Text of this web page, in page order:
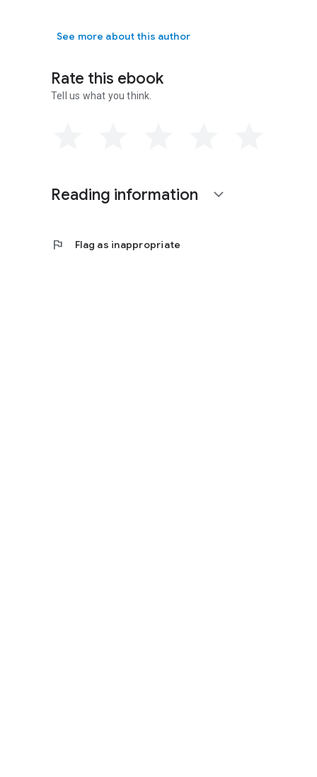
físico e espiritual.
mentores espirituais da Terra. Por meio dessa obra,
transmitidos, com o propósito de elevar, despertar e
See more about this author
Rate this ebook
Tell us what you think.
Reading information expand_more
flag Flag as inappropriate